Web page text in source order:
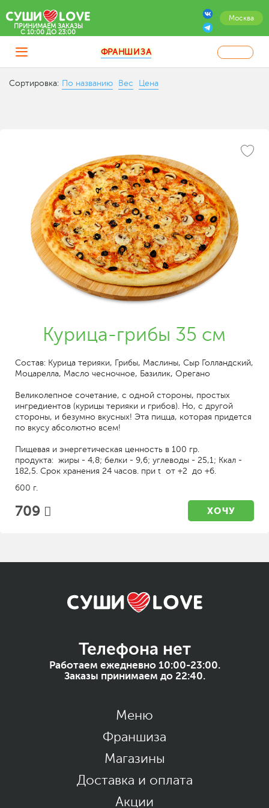
Москва
ПРИНИМАЕМ ЗАКАЗЫ
C 10:00 ДО 23:00
ФРАНШИЗА
Сортировка: По названию Вес Цена
Курица-грибы 35 см
Состав: Курица терияки, Грибы, Маслины, Сыр Голландский,
Моцарелла, Масло чесночное, Базилик, Орегано
Великолепное сочетание, с одной стороны, простых
ингредиентов (курицы терияки и грибов). Но, с другой
стороны, и безумно вкусных! Эта пицца, которая придется
по вкусу абсолютно всем!
Пищевая и энергетическая ценность в 100 гр.
продукта: жиры - 4,8; белки - 9,6; углеводы - 25,1; Ккал -
182,5. Срок хранения 24 часов. при t от +2 до +6.
600 г.
709 ХОЧУ
Телефона нет
Работаем ежедневно 10:00-23:00.
Заказы принимаем до 22:40.
Меню
Франшиза
Магазины
Доставка и оплата
Акции